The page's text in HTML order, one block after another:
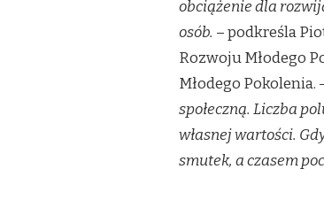
obciążenie dla
osób. – podkreśla
Rozwoju Młodego
Młodego Pokolenia.
społeczną. Liczba
własnej wartości.
smutek, a czasem